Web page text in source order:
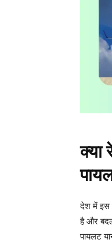
क्या
देश में
है और
पायलट